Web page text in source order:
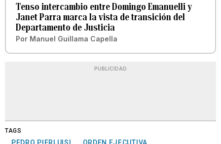
Tenso intercambio entre Domingo Emanuelli y
Janet Parra marca la vista de transición del
Departamento de Justicia
Por Manuel Guillama Capella
PUBLICIDAD
TAGS